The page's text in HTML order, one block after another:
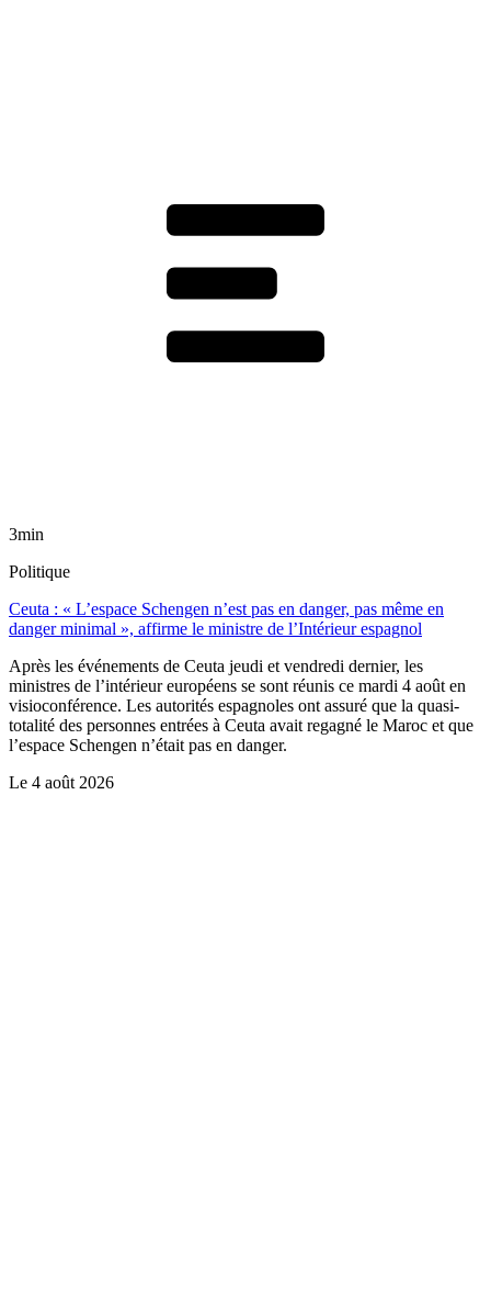
3min
Politique
Ceuta : « L’espace Schengen n’est pas en danger, pas même en
danger minimal », affirme le ministre de l’Intérieur espagnol
Après les événements de Ceuta jeudi et vendredi dernier, les
ministres de l’intérieur européens se sont réunis ce mardi 4 août en
visioconférence. Les autorités espagnoles ont assuré que la quasi-
totalité des personnes entrées à Ceuta avait regagné le Maroc et que
l’espace Schengen n’était pas en danger.
Le 4 août 2026